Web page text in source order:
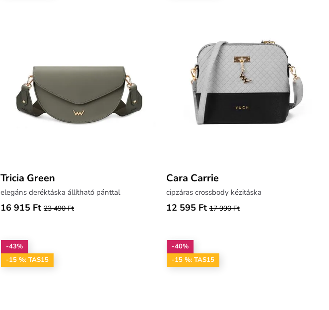
Tricia Green
elegáns deréktáska állítható pánttal
16 915 Ft 23 490 Ft
Cara Carrie
cipzáras crossbody kézitáska
12 595 Ft 17 990 Ft
-43%
-15 %: TAS15
-40%
-15 %: TAS15